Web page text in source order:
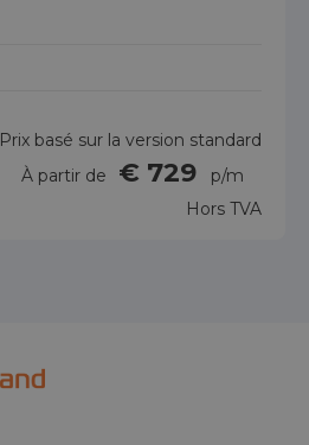
Prix basé sur la version standard
À partir de
€ 729
p/m
Hors TVA